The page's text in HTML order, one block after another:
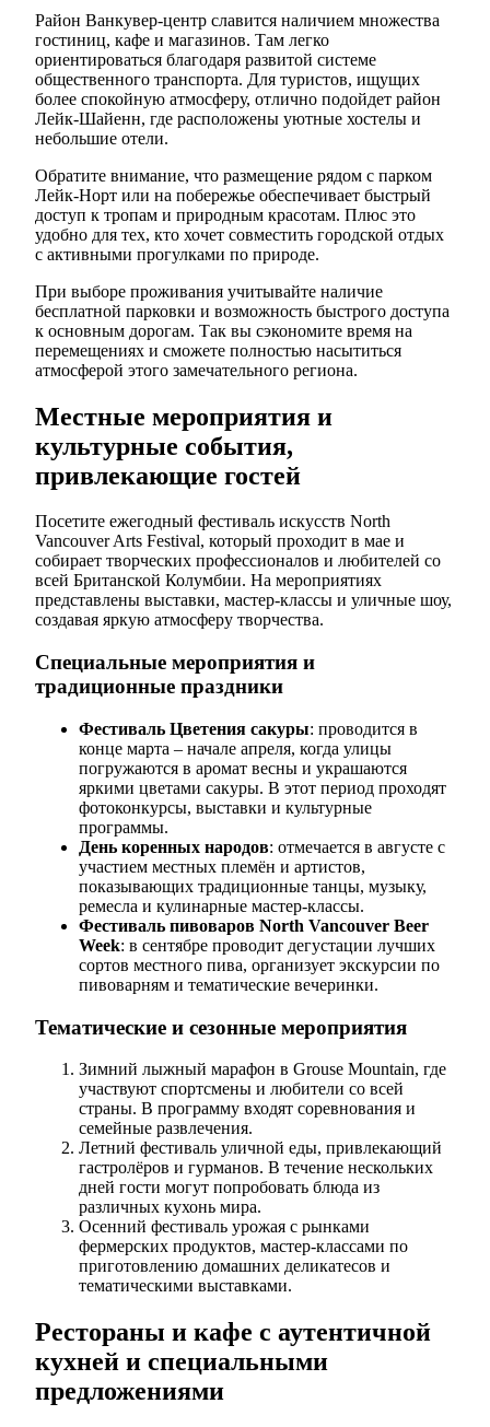
Район Ванкувер-центр славится наличием множества
гостиниц, кафе и магазинов. Там легко
ориентироваться благодаря развитой системе
общественного транспорта. Для туристов, ищущих
более спокойную атмосферу, отлично подойдет район
Лейк-Шайенн, где расположены уютные хостелы и
небольшие отели.
Обратите внимание, что размещение рядом с парком
Лейк-Норт или на побережье обеспечивает быстрый
доступ к тропам и природным красотам. Плюс это
удобно для тех, кто хочет совместить городской отдых
с активными прогулками по природе.
При выборе проживания учитывайте наличие
бесплатной парковки и возможность быстрого доступа
к основным дорогам. Так вы сэкономите время на
перемещениях и сможете полностью насытиться
атмосферой этого замечательного региона.
Местные мероприятия и
культурные события,
привлекающие гостей
Посетите ежегодный фестиваль искусств North
Vancouver Arts Festival, который проходит в мае и
собирает творческих профессионалов и любителей со
всей Британской Колумбии. На мероприятиях
представлены выставки, мастер-классы и уличные шоу,
создавая яркую атмосферу творчества.
Специальные мероприятия и
традиционные праздники
Фестиваль Цветения сакуры: проводится в
конце марта – начале апреля, когда улицы
погружаются в аромат весны и украшаются
яркими цветами сакуры. В этот период проходят
фотоконкурсы, выставки и культурные
программы.
День коренных народов: отмечается в августе с
участием местных племён и артистов,
показывающих традиционные танцы, музыку,
ремесла и кулинарные мастер-классы.
Фестиваль пивоваров North Vancouver Beer
Week: в сентябре проводит дегустации лучших
сортов местного пива, организует экскурсии по
пивоварням и тематические вечеринки.
Тематические и сезонные мероприятия
Зимний лыжный марафон в Grouse Mountain, где
участвуют спортсмены и любители со всей
страны. В программу входят соревнования и
семейные развлечения.
Летний фестиваль уличной еды, привлекающий
гастролёров и гурманов. В течение нескольких
дней гости могут попробовать блюда из
различных кухонь мира.
Осенний фестиваль урожая с рынками
фермерских продуктов, мастер-классами по
приготовлению домашних деликатесов и
тематическими выставками.
Рестораны и кафе с аутентичной
кухней и специальными
предложениями